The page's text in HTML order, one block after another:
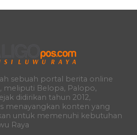
sebuah portal berita online
meliputi Belopa, Palopo,
didirikan tahun 2012,
menayangkan konten yang
untuk memenuhi kebutuhan
Raya